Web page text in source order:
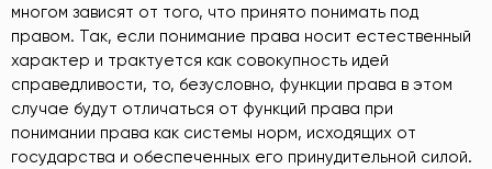
многом зависят от того, что принято понимать под
правом. Так, если понимание права носит естественный
характер и трактуется как совокупность идей
справедливости, то, безусловно, функции права в этом
случае будут отличаться от функций права при
понимании права как системы норм, исходящих от
государства и обеспеченных его принудительной силой.